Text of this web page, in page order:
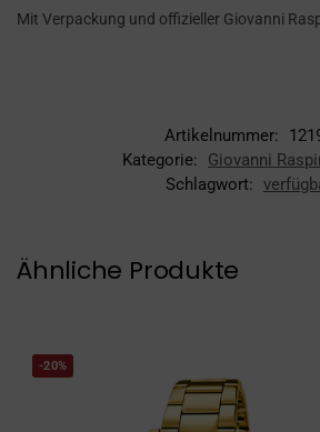
Mit Verpackung und offizieller Giovanni
Artikelnummer:
Kategorie:
Giovanni
Schlagwort:
Ähnliche Produkte
-20%